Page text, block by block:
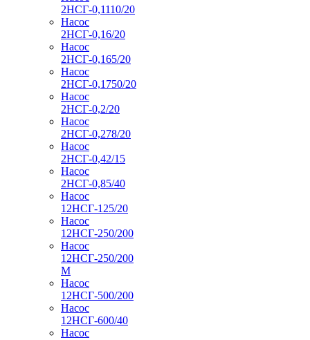
2НСГ-0,1110/20
Насос
2НСГ-0,16/20
Насос
2НСГ-0,165/20
Насос
2НСГ-0,1750/20
Насос
2НСГ-0,2/20
Насос
2НСГ-0,278/20
Насос
2НСГ-0,42/15
Насос
2НСГ-0,85/40
Насос
12НСГ-125/20
Насос
12НСГ-250/200
Насос
12НСГ-250/200
М
Насос
12НСГ-500/200
Насос
12НСГ-600/40
Насос